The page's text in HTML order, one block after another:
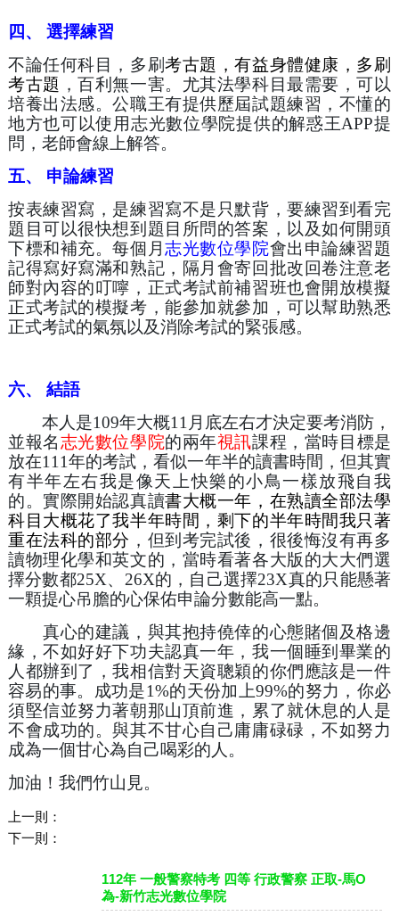
四、 選擇練習
不論任何科目，多刷考古題，有益身體健康，多刷
考古題 ，百利無一害。尤其法學科目最需要，可以
培養出法感。公職王有提供歷屆試題練習，不懂的
地方也可以使用志光數位學院提供的解惑王APP提
問，老師會線上解答。
五、 申論練習
按表練習寫，是練習寫不是只默背，要練習到看完
題目可以很快想到題目所問的答案，以及如何開頭
下標和補充。每個月志光數位學院會出申論練習題
記得寫好寫滿和熟記，隔月會寄回批改回卷注意老
師對內容的叮嚀，正式考試前補習班也會開放模擬
正式考試的模擬考，能參加就參加，可以幫助熟悉
正式考試的氣氛以及消除考試的緊張感。
六、 結語
本人是109年大概11月底左右才決定要考消防，
並報名志光數位學院的兩年視訊課程，當時目標是
放在111年的考試，看似一年半的讀書時間，但其實
有半年左右我是像天上快樂的小鳥一樣放飛自我
的。實際開始認真讀書大概一年，在熟讀全部法學
科目大概花了我半年時間，剩下的半年時間我只著
重在法科的部分 ，但到考完試後，很後悔沒有再多
讀物理化學和英文的，當時看著各大版的大大們選
擇分數都25X、26X的，自己選擇23X真的只能懸著
一顆提心吊膽的心保佑申論分數能高一點。
真心的建議，與其抱持僥倖的心態賭個及格邊
緣，不如好好下功夫認真一年，我一個睡到畢業的
人都辦到了，我相信對天資聰穎的你們應該是一件
容易的事。成功是1%的天份加上99%的努力，你必
須堅信並努力著朝那山頂前進，累了就休息的人是
不會成功的。與其不甘心自己庸庸碌碌，不如努力
成為一個甘心為自己喝彩的人。
加油！我們竹山見。
上一則：
下一則：
112年 一般警察特考 四等 行政警察 正取-馬O
為-新竹志光數位學院